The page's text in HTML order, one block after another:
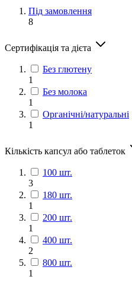
Під замовлення
8
Сертифікація та дієта
Без глютену
1
Без молока
1
Органічні/натуральні
1
Кількість капсул або таблеток
100 шт.
3
180 шт.
1
200 шт.
1
400 шт.
2
800 шт.
1